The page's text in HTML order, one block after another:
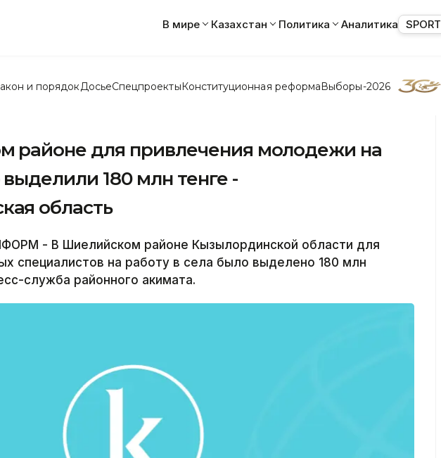
В мире Казахстан Политика Аналитика SPORT
и порядок ДосьеСпецпроектыКонституционная реформаВыборы-2026
районе для привлечения молодежи на
выделили 180 млн тенге -
область
- В Шиелийском районе Кызылординской области для
специалистов на работу в села было выделено 180 млн
служба районного акимата.